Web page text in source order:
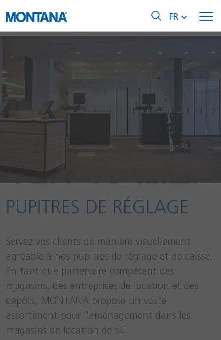
FR
PUPITRES DE RÉGLAGE
Servez vos clients de manière visuellement
agréable à nos pupitres de réglage et de caisse.
En tant que partenaire compétent des
magasins, des entreprises de location et des
dépôts, MONTANA propose un vaste
assortiment pour l'aménagement dans les
magasins de location de ski.